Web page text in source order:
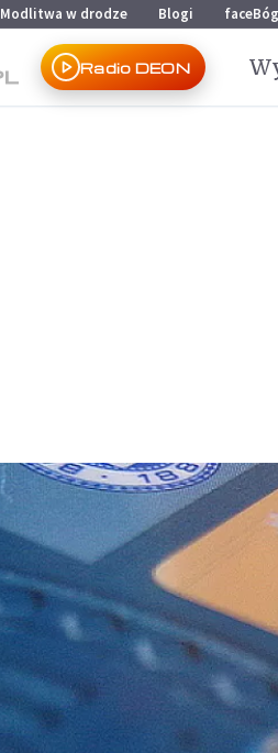
Modlitwa w drodze Blogi faceBóg
Radio DEON